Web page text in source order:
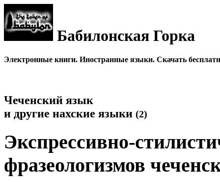
Бабилонская Горка
Электронные книги. Иностранные языки. Скачать
Чеченский язык
и другие нахские языки (2)
Экспрессивно-
фразеологизмов